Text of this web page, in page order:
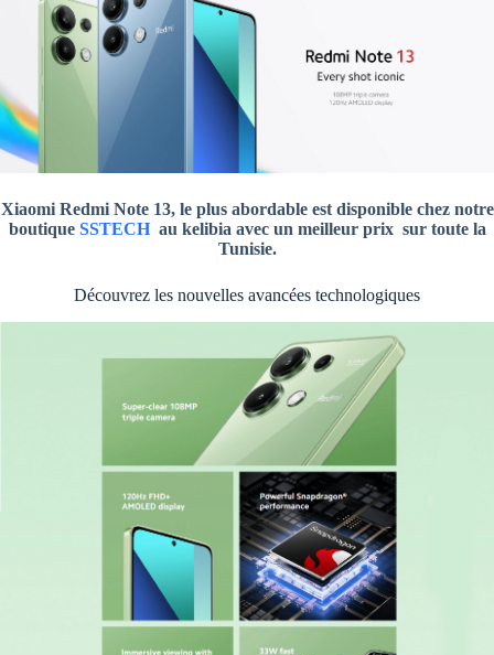
Xiaomi Redmi Note 13, le plus abordable est disponible chez notre
boutique SSTECH au kelibia avec un meilleur prix sur toute la
Tunisie.
Découvrez les nouvelles avancées technologiques